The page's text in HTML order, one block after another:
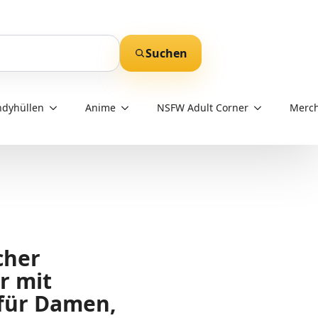
Suchen
Anime NSFW Adult Corner
mit
Damen,